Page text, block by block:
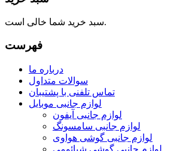
سبد خرید شما خالی است.
فهرست
درباره ما
سوالات متداول
تماس تلفنی با پشتیبان
لوازم جانبی موبایل
لوازم جانبی آیفون
لوازم جانبی سامسونگ
لوازم جانبی گوشی هواوی
لوازم جانبی گوشی شیائومی